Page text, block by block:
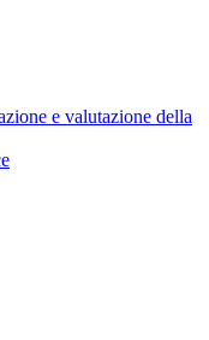
e valutazione della